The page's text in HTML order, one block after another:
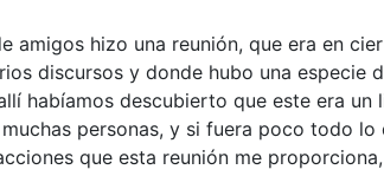
amigos hizo una reunión, que era en
discursos y donde hubo una especie
habíamos descubierto que este era
personas, y si fuera poco todo
que esta reunión me